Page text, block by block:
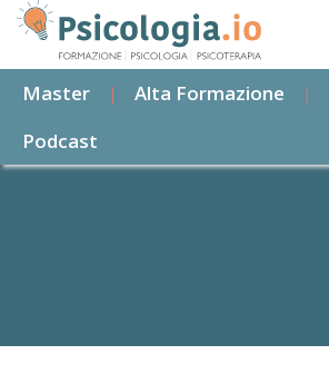
Salta
contenuto
principale
Master Alta Formazione
Podcast